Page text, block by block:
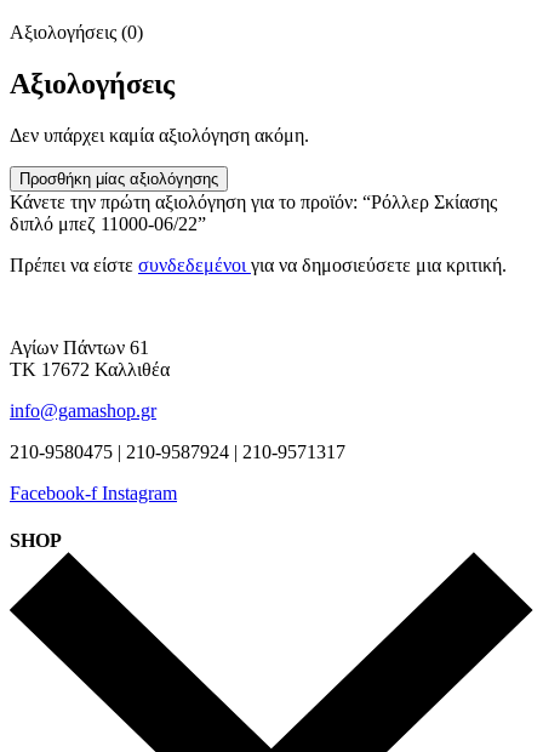
Αξιολογήσεις (0)
Αξιολογήσεις
Δεν υπάρχει καμία αξιολόγηση ακόμη.
Προσθήκη μίας αξιολόγησης
Κάνετε την πρώτη αξιολόγηση για το προϊόν: “Ρόλλερ Σκίασης
διπλό μπεζ 11000-06/22”
Πρέπει να είστε συνδεδεμένοι για να δημοσιεύσετε μια κριτική.
Αγίων Πάντων 61
ΤΚ 17672 Καλλιθέα
info@gamashop.gr
210-9580475 | 210-9587924 | 210-9571317
Facebook-f Instagram
SHOP